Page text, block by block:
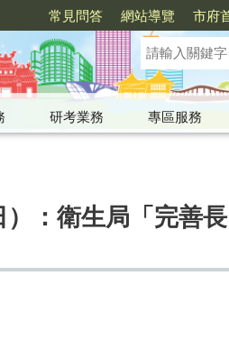
常見問答 網站導覽 市府
研考業務
專區服務
）：衛生局「完善